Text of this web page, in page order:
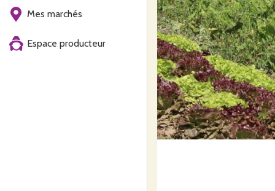
Mes marchés
Espace producteur